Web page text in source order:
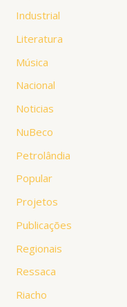
Industrial
Literatura
Música
Nacional
Noticias
NuBeco
Petrolândia
Popular
Projetos
Publicações
Regionais
Ressaca
Riacho